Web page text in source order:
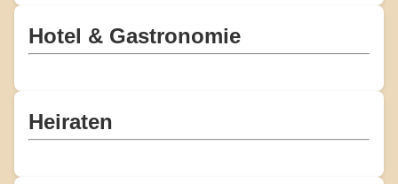
Hotel & Gastronomie
Heiraten